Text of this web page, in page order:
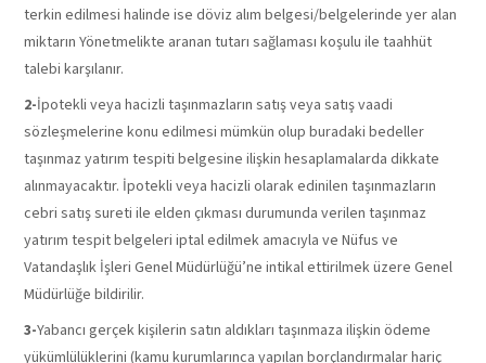
terkin edilmesi halinde ise döviz alım belgesi/belgelerinde yer alan
miktarın Yönetmelikte aranan tutarı sağlaması koşulu ile taahhüt
talebi karşılanır.
2-İpotekli veya hacizli taşınmazların satış veya satış vaadi
sözleşmelerine konu edilmesi mümkün olup buradaki bedeller
taşınmaz yatırım tespiti belgesine ilişkin hesaplamalarda dikkate
alınmayacaktır. İpotekli veya hacizli olarak edinilen taşınmazların
cebri satış sureti ile elden çıkması durumunda verilen taşınmaz
yatırım tespit belgeleri iptal edilmek amacıyla ve Nüfus ve
Vatandaşlık İşleri Genel Müdürlüğü’ne intikal ettirilmek üzere Genel
Müdürlüğe bildirilir.
3-Yabancı gerçek kişilerin satın aldıkları taşınmaza ilişkin ödeme
yükümlülüklerini (kamu kurumlarınca yapılan borçlandırmalar hariç